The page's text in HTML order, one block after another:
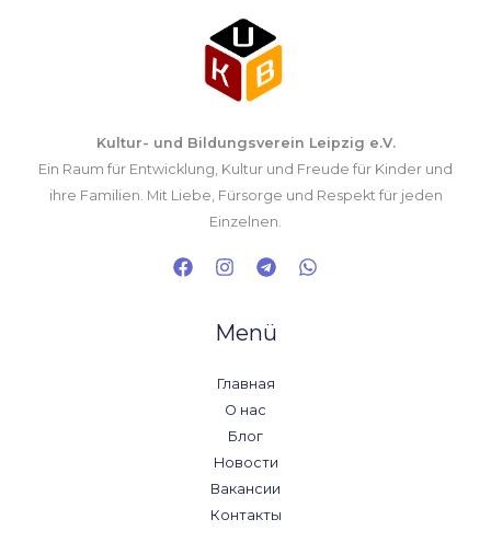
Kultur- und Bildungsverein Leipzig e.V.
Ein Raum für Entwicklung, Kultur und Freude für Kinder und
ihre Familien. Mit Liebe, Fürsorge und Respekt für jeden
Einzelnen.
Menü
Главная
О нас
Блог
Новости
Вакансии
Контакты